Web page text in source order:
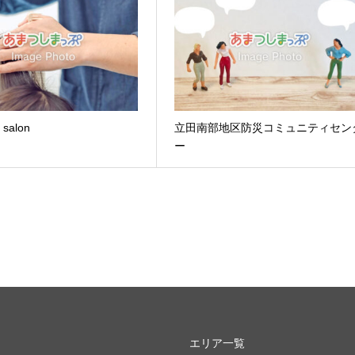
salon
立田南部地区防災コミュニティセン
ー
エリア一覧